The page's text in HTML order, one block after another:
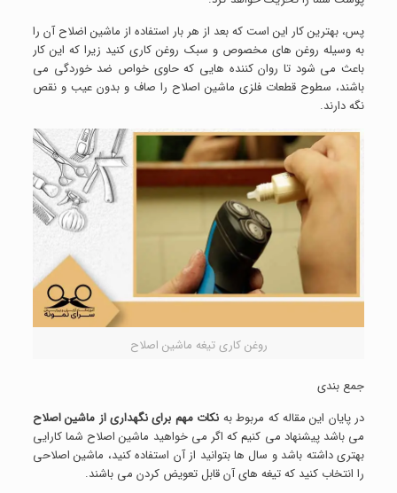
پس، بهترین کار این است که بعد از هر بار استفاده از ماشین اضلاح آن را
به وسیله روغن های مخصوص و سبک روغن کاری کنید زیرا که این کار
باعث می شود تا روان کننده هایی که حاوی خواص ضد خوردگی می
باشند، سطوح قطعات فلزی ماشین اصلاح را صاف و بدون عیب و نقص
نگه دارند.
روغن کاری تیغه ماشین اصلاح
جمع بندی
در پایان این مقاله که مربوط به نکات مهم برای نگهداری از ماشین اصلاح
می باشد پیشنهاد می کنیم که اگر می خواهید ماشین اصلاح شما کارایی
بهتری داشته باشد و سال ها بتوانید از آن استفاده کنید، ماشین اصلاحی
را انتخاب کنید که تیغه های آن قابل تعویض کردن می باشند.